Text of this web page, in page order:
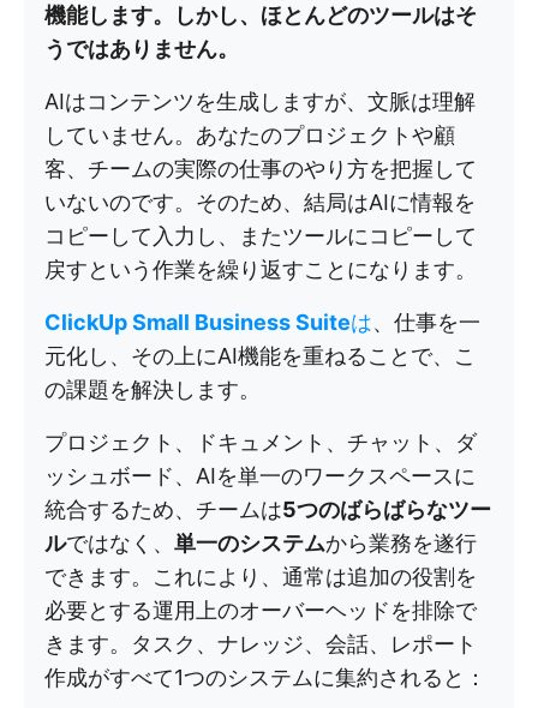
機能します。しかし、ほとんどのツールはそ
うではありません。
AIはコンテンツを生成しますが、文脈は理解
していません。あなたのプロジェクトや顧
客、チームの実際の仕事のやり方を把握して
いないのです。そのため、結局はAIに情報を
コピーして入力し、またツールにコピーして
戻すという作業を繰り返すことになります。
ClickUp Small Business Suiteは、仕事を一
元化し、その上にAI機能を重ねることで、こ
の課題を解決します。
プロジェクト、ドキュメント、チャット、ダ
ッシュボード、AIを単一のワークスペースに
統合するため、チームは5つのばらばらなツー
ルではなく、 単一のシステムから業務を遂行
できます。これにより、通常は追加の役割を
必要とする運用上のオーバーヘッドを排除で
きます。タスク、ナレッジ、会話、レポート
作成がすべて1つのシステムに集約されると：